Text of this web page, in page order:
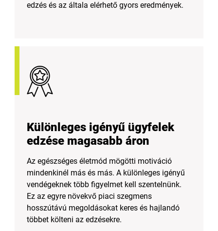
edzés és az általa elérhető gyors eredmények.
Különleges igényű ügyfelek
edzése magasabb áron
Az egészséges életmód mögötti motiváció
mindenkinél más és más. A különleges igényű
vendégeknek több figyelmet kell szentelnünk.
Ez az egyre növekvő piaci szegmens
hosszútávú megoldásokat keres és hajlandó
többet költeni az edzésekre.